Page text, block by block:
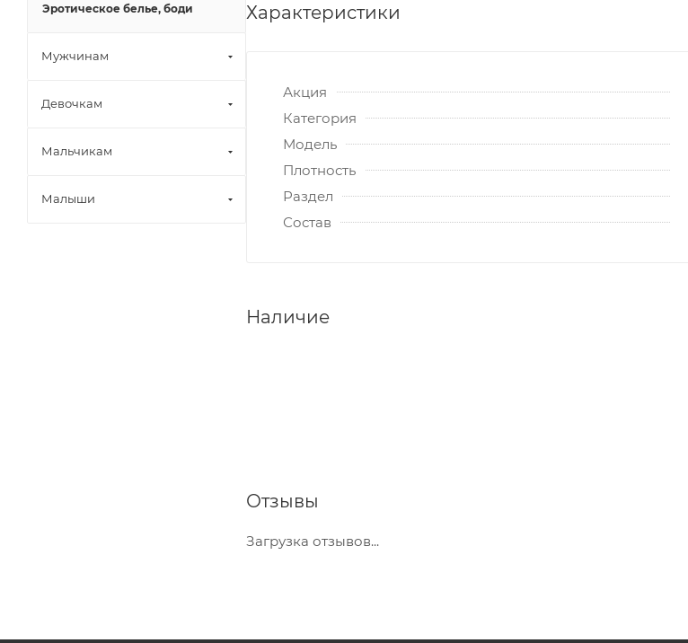
Характеристики
Акция
Категория
Модель
Плотность
Раздел
Состав
Наличие
Отзывы
Загрузка отзывов...
Эротическое белье, боди
Мужчинам
Девочкам
Мальчикам
Малыши